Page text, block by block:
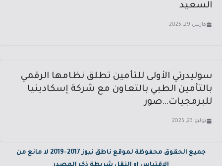
السعيد
مارس 29, 2025
سوليدرتي الأولى للتأمين تطلق نظامها الرقمي
بالتأمين الطبي بالتعاون مع شركة إسكادينيا
للبرمجيات…صور
يوليو 23, 2025
جميع الحقوق محفوظة لموقع ناطق نيوز 2017-2019 لا مانع من